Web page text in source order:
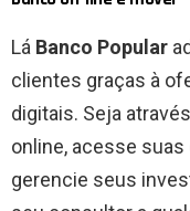
Lá Banco Popular
clientes graças à
digitais. Seja
online, acesse
gerencie seus